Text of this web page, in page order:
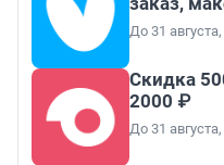
До 31
Скидка
2000 ₽
До 31